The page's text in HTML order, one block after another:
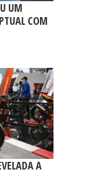
UM
COM
A